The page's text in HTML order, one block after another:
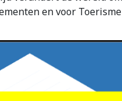
en voor Toerisme